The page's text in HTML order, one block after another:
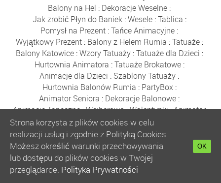
Balony na Hel : Dekoracje Weselne :
Jak zrobić Płyn do Baniek:Wesele:Tablica :
Pomysł na Prezent :Tańce Animacyjne :
Wyjątkowy Prezent: Balony z Helem Rumia :Tatuaże:
Balony Katowice:Wzory Tatuaży:Tatuaże dla Dzieci :
Hurtownia Animatora :Tatuaże Brokatowe:
Animacje dla Dzieci : Szablony Tatuaży :
Hurtownia Balonów Rumia : PartyBox:
Animator Seniora : Dekoracje Balonowe :
Animacje Taneczne:Wejherowo:Walentynki:Animator
:Dekoracje Balonowe:Kurs Animatora
Balony z Helem:Anonse:Hurtownia Balonów
Kurs Animatora Gdańsk:Katalog Firm
Hurtownia Animatora:Balony:Balony Wejherowo:
Akademia Animatora:Balony Warszawa
Bańki Mydlane
Hurtownia Balonów
Strona korzysta z plików cookies w celu
realizacji usług i zgodnie z Polityką Cookies.
Możesz określić warunki przechowywania
lub dostępu do plików cookies w Twojej
przeglądarce. Polityka Prywatności
OK